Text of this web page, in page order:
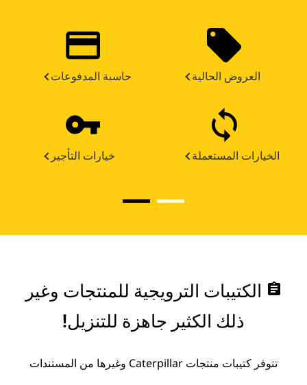
حاسبة المدفوعات العروض الحالية
خيارات التأجير الخيارات المستعملة
assignment الكتيبات الترويجية للمنتجات وغير
ذلك الكثير جاهزة للتنزيل!
تتوفر كتيبات منتجات Caterpillar وغيرها من المستندات